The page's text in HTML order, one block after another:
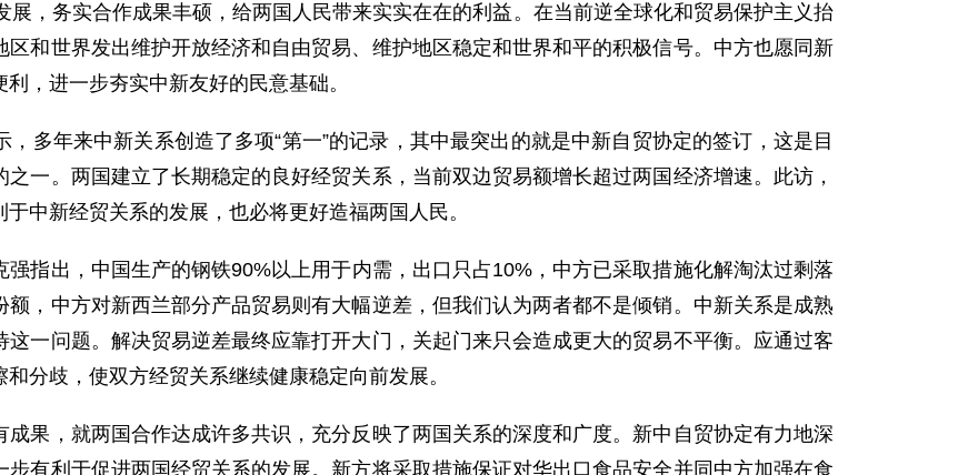
务实合作成果丰硕，给两国人民带来实实在在的利益。在当前逆全球化和贸易保护主义抬
和世界发出维护开放经济和自由贸易、维护地区稳定和世界和平的积极信号。中方也愿同新
，进一步夯实中新友好的民意基础。
年来中新关系创造了多项“第一”的记录，其中最突出的就是中新自贸协定的签订，这是目
一。两国建立了长期稳定的良好经贸关系，当前双边贸易额增长超过两国经济增速。此访，
中新经贸关系的发展，也必将更好造福两国人民。
出，中国生产的钢铁90%以上用于内需，出口只占10%，中方已采取措施化解淘汰过剩落
，中方对新西兰部分产品贸易则有大幅逆差，但我们认为两者都不是倾销。中新关系是成熟
一问题。解决贸易逆差最终应靠打开大门，关起门来只会造成更大的贸易不平衡。应通过客
分歧，使双方经贸关系继续健康稳定向前发展。
，就两国合作达成许多共识，充分反映了两国关系的深度和广度。新中自贸协定有力地深
有利于促进两国经贸关系的发展。新方将采取措施保证对华出口食品安全并同中方加强在食